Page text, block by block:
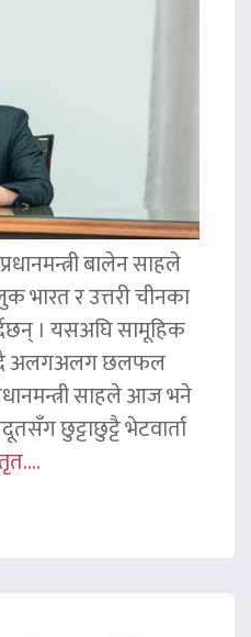
बालेन साहले
भारत र उत्तरी चीनका
। यसअघि सामूहिक
भन्दै अलगअलग छलफल
साहले आज भने
छुट्टाछुट्टै भेटवार्ता